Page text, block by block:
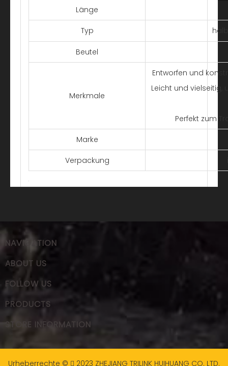
Länge
Typ halb
Beutel
Merkmale
Entworfen und
Leicht und
Perfekt zum
Marke
Verpackung
NAVIGATION
ABOUT US
FOLLOW US
PRODUCTS
STORE INFORMATION
Urheberrechte ©  2023 ZHEJIANG TRILINK HUIHUANG CO. LTD.